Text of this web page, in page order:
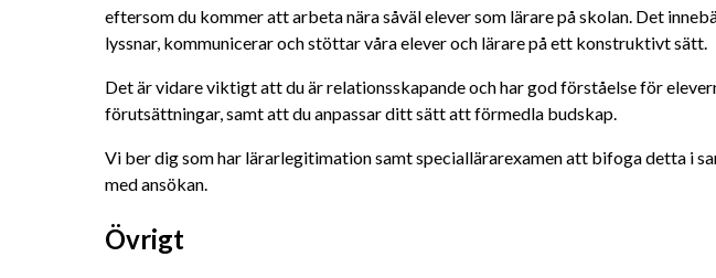
eftersom du kommer att arbeta nära såväl elever som lärare på skolan. Det
lyssnar, kommunicerar och stöttar våra elever och lärare på ett konstruktivt sätt.
Det är vidare viktigt att du är relationsskapande och har god förståelse för
förutsättningar, samt att du anpassar ditt sätt att förmedla budskap.
Vi ber dig som har lärarlegitimation samt speciallärarexamen att bifoga detta i
med ansökan.
Övrigt